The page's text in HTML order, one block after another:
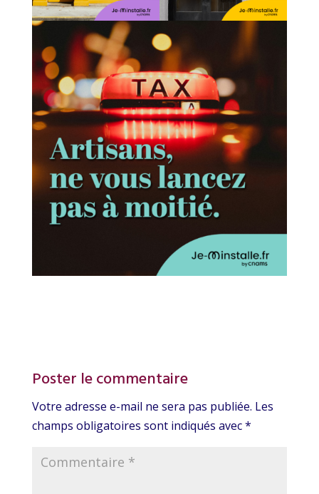
Poster le commentaire
Votre adresse e-mail ne sera pas publiée. Les
champs obligatoires sont indiqués avec*